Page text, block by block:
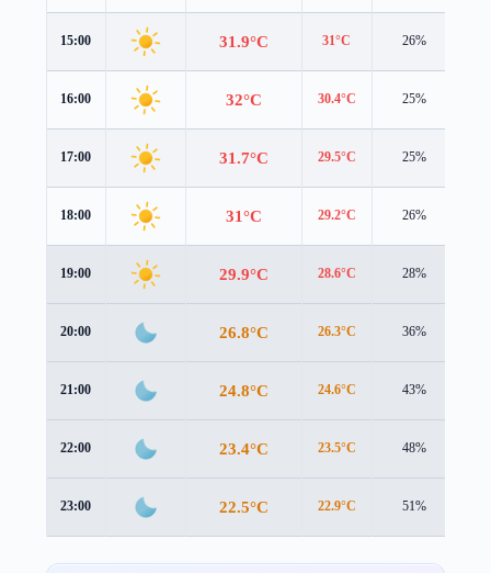
15:00 31.9°C 31°C 26%
16:00 32°C 30.4°C 25%
17:00 31.7°C 29.5°C 25%
18:00 31°C 29.2°C 26%
19:00 29.9°C 28.6°C 28%
20:00 26.8°C 26.3°C 36%
21:00 24.8°C 24.6°C 43%
22:00 23.4°C 23.5°C 48%
23:00 22.5°C 22.9°C 51%